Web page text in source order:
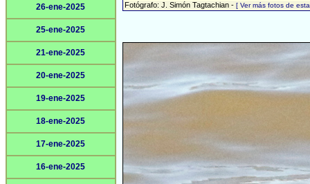
26-ene-2025
25-ene-2025
21-ene-2025
20-ene-2025
19-ene-2025
18-ene-2025
17-ene-2025
16-ene-2025
Fotógrafo: J. Simón Tagtachian - [ Ver más fotos de